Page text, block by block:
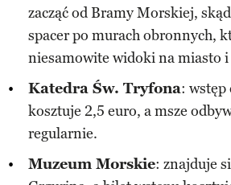
zacząć od Bramy Morskiej,
spacer po murach obronnych,
niesamowite widoki na miasto i
Katedra Św. Tryfona: wstęp
kosztuje 2,5 euro, a msze
regularnie​.
Muzeum Morskie: znajduje